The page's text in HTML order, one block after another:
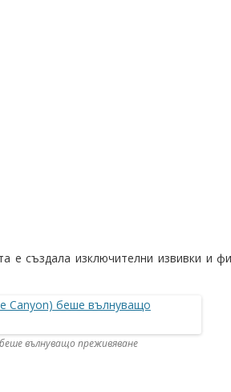
е създала изключителни извивки и
вълнуващо преживяване